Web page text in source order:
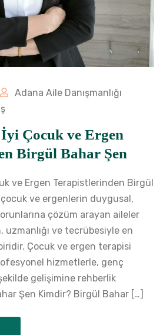
Adana Aile Danışmanlığı
İyi Çocuk ve Ergen
Birgül Bahar Şen
ve Ergen Terapistlerinden Birgül
çocuk ve ergenlerin duygusal,
çözüm arayan aileler
uzmanlığı ve tecrübesiyle en
Çocuk ve ergen terapisi
hizmetlerle, genç
gelişimine rehberlik
Şen Kimdir? Birgül Bahar […]